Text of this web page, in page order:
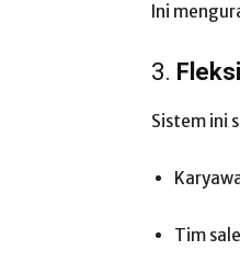
Ini
3.
Sistem ini
Tim